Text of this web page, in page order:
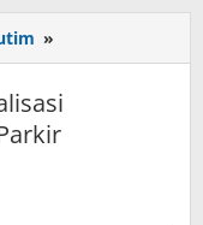
»
Anjas
Optimalisasi
Pendapatan